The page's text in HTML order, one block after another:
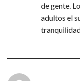
de gente.
adultos el